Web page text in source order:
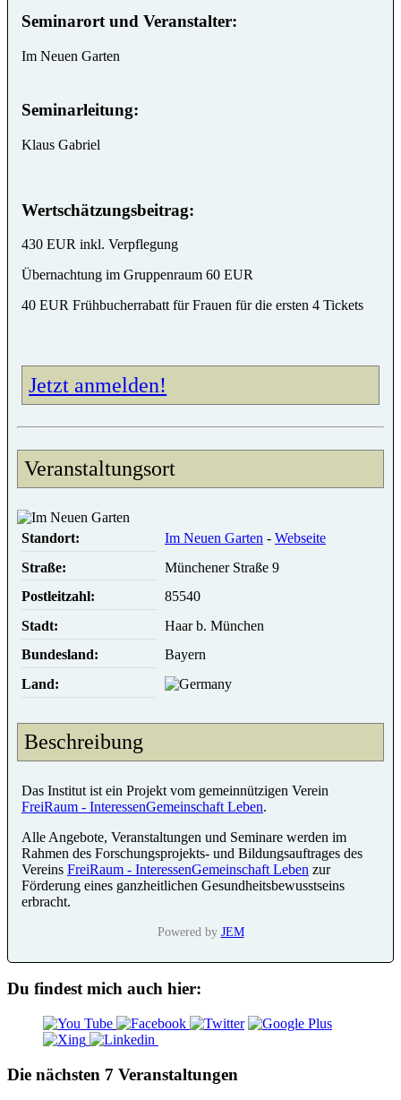
Seminarort und Veranstalter:
Im Neuen Garten
Seminarleitung:
Klaus Gabriel
Wertschätzungsbeitrag:
430 EUR inkl. Verpflegung
Übernachtung im Gruppenraum 60 EUR
40 EUR Frühbucherrabatt für Frauen für die ersten 4 Tickets
Jetzt anmelden!
Veranstaltungsort
Standort: Im Neuen Garten - Webseite
Straße:
Münchener Straße 9
Postleitzahl:
85540
Stadt:
Haar b. München
Bundesland:
Bayern
Land:
Beschreibung
Das Institut ist ein Projekt vom gemeinnützigen Verein
FreiRaum - InteressenGemeinschaft Leben.
Alle Angebote, Veranstaltungen und Seminare werden im
Rahmen des Forschungsprojekts- und Bildungsauftrages des
Vereins FreiRaum - InteressenGemeinschaft Leben zur
Förderung eines ganzheitlichen Gesundheitsbewusstseins
erbracht.
Powered by JEM
Du findest mich auch hier:
Die nächsten 7 Veranstaltungen